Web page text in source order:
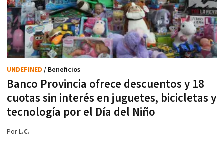
Banco Provincia ofrece descuentos y 18
cuotas sin interés en juguetes, bicicletas y
tecnología por el Día del Niño
UNDEFINED / Beneficios
PorL.C.